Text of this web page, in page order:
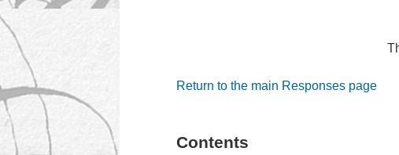
Return to the main Responses page
Contents